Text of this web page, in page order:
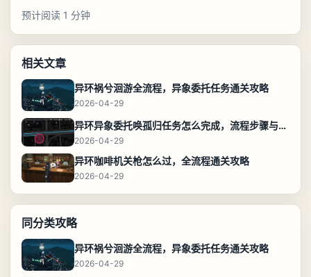
预计阅读 1 分钟
相关文章
异环祸兮洄游全流程，异象委托任务通关攻略
2026-04-29
异环异象委托唤孤归任务怎么完成，流程步骤与位置攻略
2026-04-29
异环咖啡机关枪怎么过，全流程通关攻略
2026-04-29
同分类攻略
异环祸兮洄游全流程，异象委托任务通关攻略
2026-04-29